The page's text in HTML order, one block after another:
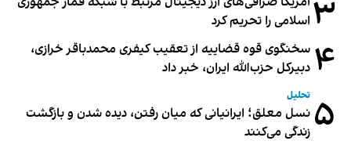
۳ اسلامی را تحریم کرد
۴ سخنگوی قوه قضاییه از تعقیب کیفری محمدباقر خرازی،
دبیر‌کل حزب‌الله ایران، خبر داد
۵ تحلیل
نسل معلق؛ ایرانیانی که میان رفتن، دیده شدن و بازگشت
زندگی می‌کنند